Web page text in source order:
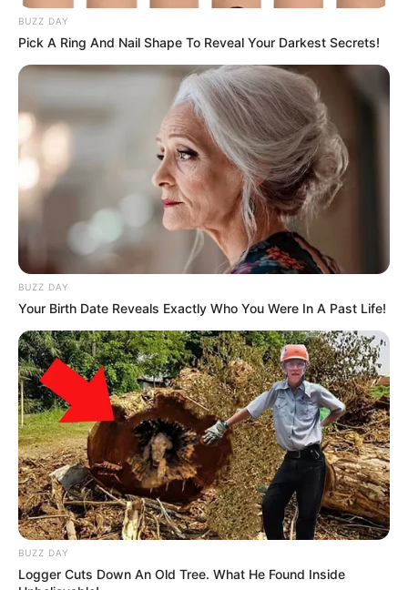
BUZZ DAY
Pick A Ring And Nail Shape To Reveal Your Darkest Secrets!
BUZZ DAY
Your Birth Date Reveals Exactly Who You Were In A Past Life!
BUZZ DAY
Logger Cuts Down An Old Tree. What He Found Inside